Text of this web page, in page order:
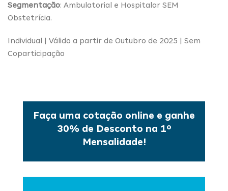
Segmentação: Ambulatorial e Hospitalar SEM
Obstetrícia.
Individual | Válido a partir de Outubro de 2025 | Sem
Coparticipação
Faça uma cotação online e ganhe
30% de Desconto na 1º
Mensalidade!